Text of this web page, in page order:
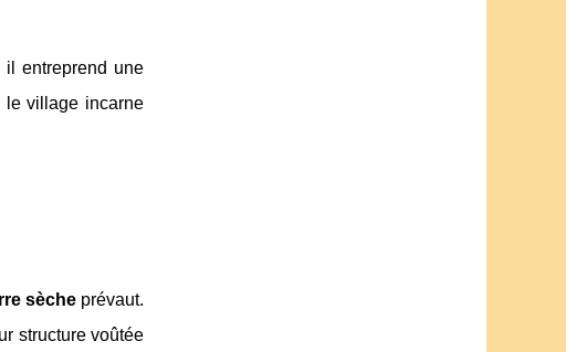
entreprend une
le village incarne
sèche prévaut.
structure voûtée